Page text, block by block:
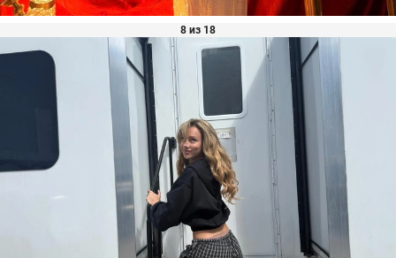
8 из 18